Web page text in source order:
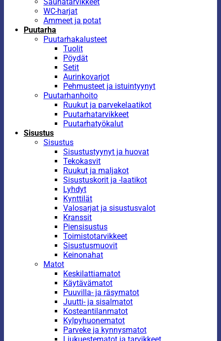
WC-harjat
Ammeet ja potat
Puutarha
Puutarhakalusteet
Tuolit
Pöydät
Setit
Aurinkovarjot
Pehmusteet ja istuintyynyt
Puutarhanhoito
Ruukut ja parvekelaatikot
Puutarhatarvikkeet
Puutarhatyökalut
Sisustus
Sisustus
Sisustustyynyt ja huovat
Tekokasvit
Ruukut ja maljakot
Sisustuskorit ja -laatikot
Lyhdyt
Kynttilät
Valosarjat ja sisustusvalot
Kranssit
Piensisustus
Toimistotarvikkeet
Sisustusmuovit
Keinonahat
Matot
Keskilattiamatot
Käytävämatot
Puuvilla- ja räsymatot
Juutti- ja sisalmatot
Kosteantilanmatot
Kylpyhuonematot
Parveke ja kynnysmatot